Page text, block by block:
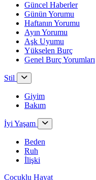
Güncel Haberler
Günün Yorumu
Haftanın Yorumu
Ayın Yorumu
Aşk Uyumu
Yükselen Burç
Genel Burç Yorumları
Stil
Giyim
Bakım
İyi Yaşam
Beden
Ruh
İlişki
Çocuklu Hayat